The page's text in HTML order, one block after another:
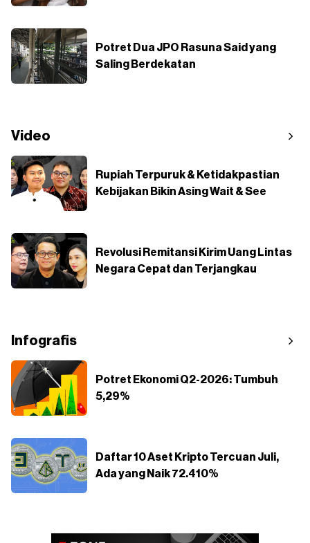
Potret Dua JPO Rasuna Said yang
Saling Berdekatan
Video
Rupiah Terpuruk & Ketidakpastian
Kebijakan Bikin Asing Wait & See
Revolusi Remitansi Kirim Uang Lintas
Negara Cepat dan Terjangkau
Infografis
Potret Ekonomi Q2-2026: Tumbuh
5,29%
Daftar 10 Aset Kripto Tercuan Juli,
Ada yang Naik 72.410%